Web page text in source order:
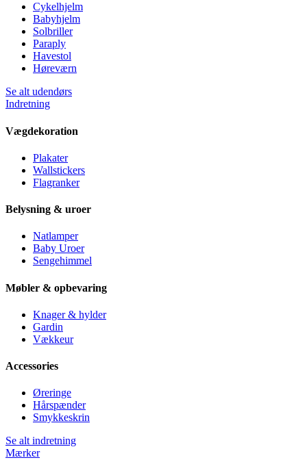
Cykelhjelm
Babyhjelm
Solbriller
Paraply
Havestol
Høreværn
Se alt udendørs
Indretning
Vægdekoration
Plakater
Wallstickers
Flagranker
Belysning & uroer
Natlamper
Baby Uroer
Sengehimmel
Møbler & opbevaring
Knager & hylder
Gardin
Vækkeur
Accessories
Øreringe
Hårspænder
Smykkeskrin
Se alt indretning
Mærker